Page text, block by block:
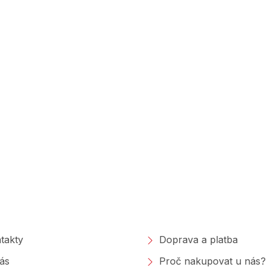
Doprava a platba
Proč nakupovat u nás?